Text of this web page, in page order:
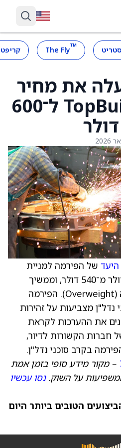
™
The Fly
את מחיר
היעד של TopBuild ל־600
של הפירמה למניית
) ל־600 דולר מ־540 דולר, וממשיך
להעניק למניה דירוג קנייה (Overweight). הפירמה
נדל"ן מצביעות על זהירות
את ההערכות לקראת
חברות הקשורות לדיור,
בקרב סוכני נדל"ן.
– מקור מידע סופי בזמן אמת
על השוק.נסו עכשיו
הטובים ביותר היום